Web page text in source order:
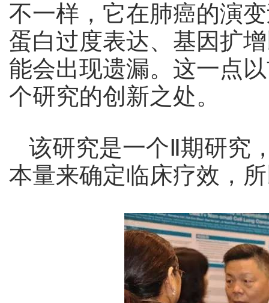
不一样，它在肺癌的演
蛋白过度表达、基因扩
能会出现遗漏。这一点
个研究的创新之处。
该研究是一个Ⅱ期研究
本量来确定临床疗效，